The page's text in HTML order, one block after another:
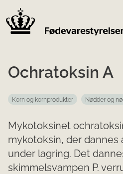
Ochratoksin A
Korn og kornprodukter Nødder og
Mykotoksinet
mykotoksin, der dannes
under lagring. Det
skimmelsvampen P.